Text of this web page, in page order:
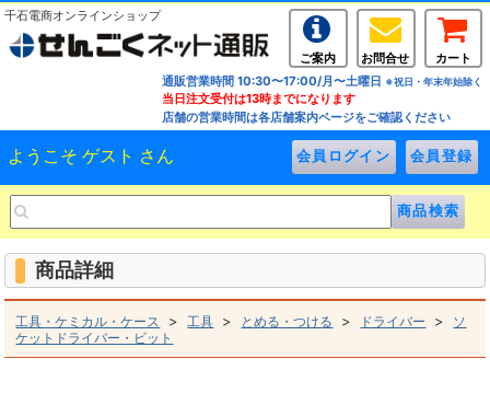
千石電商オンラインショップ
ご案内 お問合せ
カート
通販営業時間 10:30〜17:00/月〜土曜日 ※祝日・年末年始除く
当日注文受付は13時までになります
店舗の営業時間は各店舗案内ページをご確認ください
ようこそ ゲスト さん
商品詳細
工具・ケミカル・ケース > 工具 > とめる・つける > ドライバー > ソ
ケットドライバー・ビット